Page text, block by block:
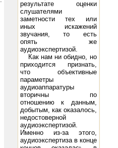
A.F. Grid Voltage 93 D.C. Plate Current (ma.) 95
результате оценки
слушателями
заметности тех или
иных искажений
звучания, то есть
опять же
аудиоэкспертизой.
Как нам ни обидно, но
приходится признать,
что объективные
параметры
аудиоаппаратуры
вторичны по
отношению к данным,
добытым, как оказалось,
недостоверной
аудиоэкспертизой.
Именно из-за этого,
аудиоэкспертиза в конце